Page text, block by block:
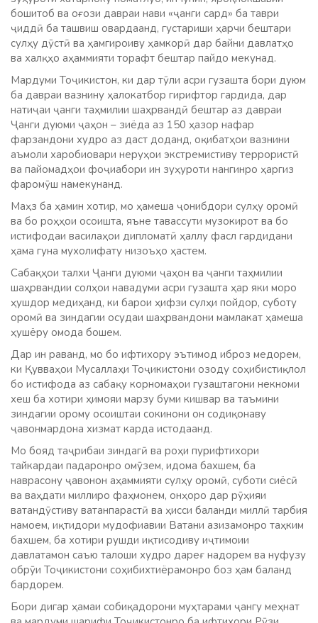
бошитоб ва оғози давраи нави «ҷанги сард» ба таври
ҷиддӣ ба ташвиш овардаанд, густариши ҳарчи бештари
сулҳу дӯстӣ ва ҳамгироиву ҳамкорӣ дар байни давлатҳо
ва халқҳо аҳаммияти торафт бештар пайдо мекунад.
Мардуми Тоҷикистон, ки дар тӯли асри гузашта бори дуюм
ба давраи вазнину ҳалокатбор гирифтор гардида, дар
натиҷаи ҷанги таҳмилии шаҳрвандӣ бештар аз давраи
Ҷанги дуюми ҷаҳон – зиёда аз 150 ҳазор нафар
фарзандони худро аз даст доданд, оқибатҳои вазнини
аъмоли харобиовари неруҳои экстремистиву террористӣ
ва пайомадҳои фоҷиабори ин зуҳуроти нангинро ҳаргиз
фаромӯш намекунанд.
Маҳз ба ҳамин хотир, мо ҳамеша ҷонибдори сулҳу оромӣ
ва бо роҳҳои осоишта, яъне тавассути музокирот ва бо
истифодаи василаҳои дипломатӣ ҳаллу фасл гардидани
ҳама гуна мухолифату низоъҳо ҳастем.
Сабақҳои талхи Ҷанги дуюми ҷаҳон ва ҷанги таҳмилии
шаҳрвандии солҳои навадуми асри гузашта ҳар яки моро
ҳушдор медиҳанд, ки барои ҳифзи сулҳи пойдор, суботу
оромӣ ва зиндагии осудаи шаҳрвандони мамлакат ҳамеша
ҳушёру омода бошем.
Дар ин раванд, мо бо ифтихору эътимод иброз медорем,
ки Қувваҳои Мусаллаҳи Тоҷикистони озоду соҳибистиқлол
бо истифода аз сабақу корномаҳои гузаштагони некноми
хеш ба хотири ҳимояи марзу буми кишвар ва таъмини
зиндагии орому осоиштаи сокинони он содиқонаву
ҷавонмардона хизмат карда истодаанд.
Мо бояд таҷрибаи зиндагӣ ва роҳи пурифтихори
тайкардаи падаронро омӯзем, идома бахшем, ба
наврасону ҷавонон аҳаммияти сулҳу оромӣ, суботи сиёсӣ
ва ваҳдати миллиро фаҳмонем, онҳоро дар рӯҳияи
ватандӯстиву ватанпарастӣ ва ҳисси баланди миллӣ тарбия
намоем, иқтидори мудофиавии Ватани азизамонро таҳким
бахшем, ба хотири рушди иқтисодиву иҷтимоии
давлатамон саъю талоши худро дареғ надорем ва нуфузу
обрӯи Тоҷикистони соҳибихтиёрамонро боз ҳам баланд
бардорем.
Бори дигар ҳамаи собиқадорони муҳтарами ҷангу меҳнат